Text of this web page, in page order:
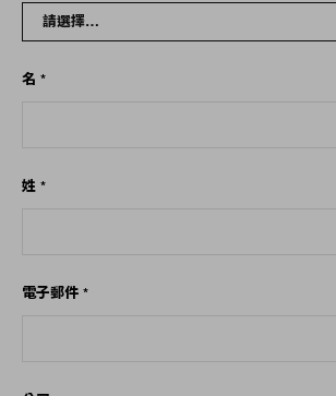
名 *
姓 *
電子郵件 *